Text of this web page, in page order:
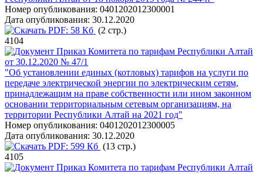
Номер опубликования: 0401202012300001
Дата опубликования: 30.12.2020
PDF: 58 Кб (2 стр.)
4104
Приказ Комитета по тарифам Республики Алтай
от 30.12.2020 № 47/1
"Об установлении единых (котловых) тарифов на услуги по
передаче электрической энергии по электрическим сетям,
принадлежащим на праве собственности или ином законном
основании территориальным сетевым организациям, на
территории Республики Алтай на 2021 год"
Номер опубликования: 0401202012300005
Дата опубликования: 30.12.2020
PDF: 599 Кб (13 стр.)
4105
Приказ Комитета по тарифам Республики Алтай